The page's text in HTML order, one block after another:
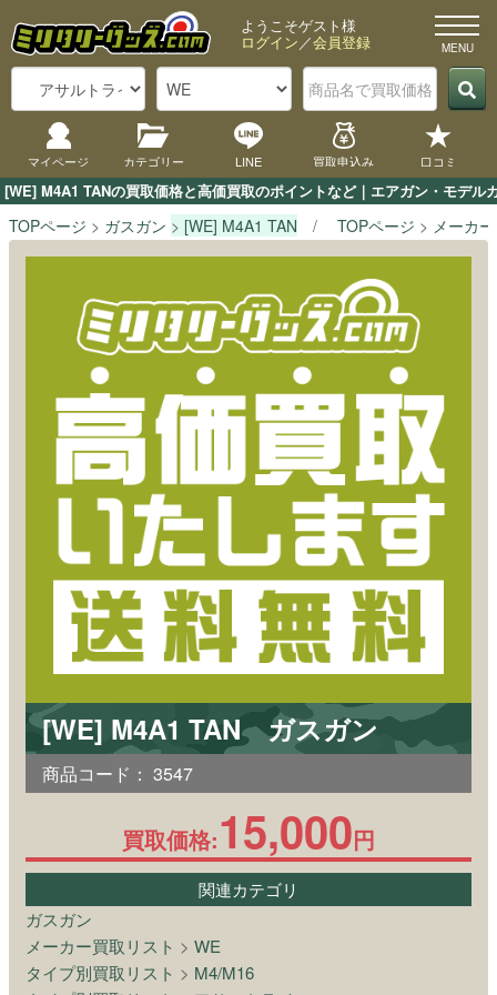
[WE] M4A1 TANの買取価格と高価買取のポイントなど｜エアガン・モデル
ようこそゲスト様
ログイン／会員登録
マイページ カテゴリー LINE 買取申込み 口コミ
TOPページ ガスガン [WE] M4A1 TAN TOPページ メーカ
[WE] M4A1 TAN ガスガン
商品コード： 3547
買取価格:15,000円
関連カテゴリ
ガスガン
メーカー買取リスト > WE
タイプ別買取リスト > M4/M16